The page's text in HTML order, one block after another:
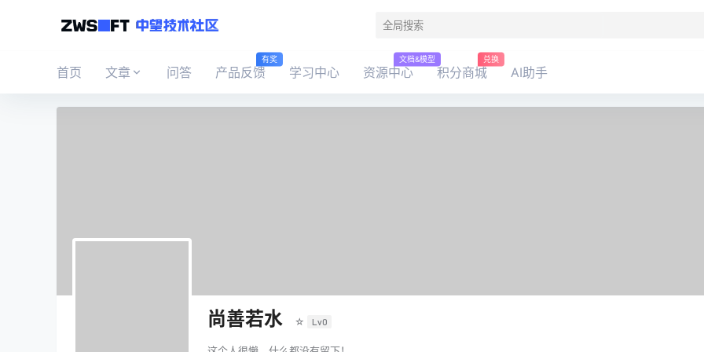
首页 文章 问答 产品反馈
有奖
学习中心 资源中心
文档&模型
积分商城
兑换
AI助手
尚善若水 ☆ Lv0